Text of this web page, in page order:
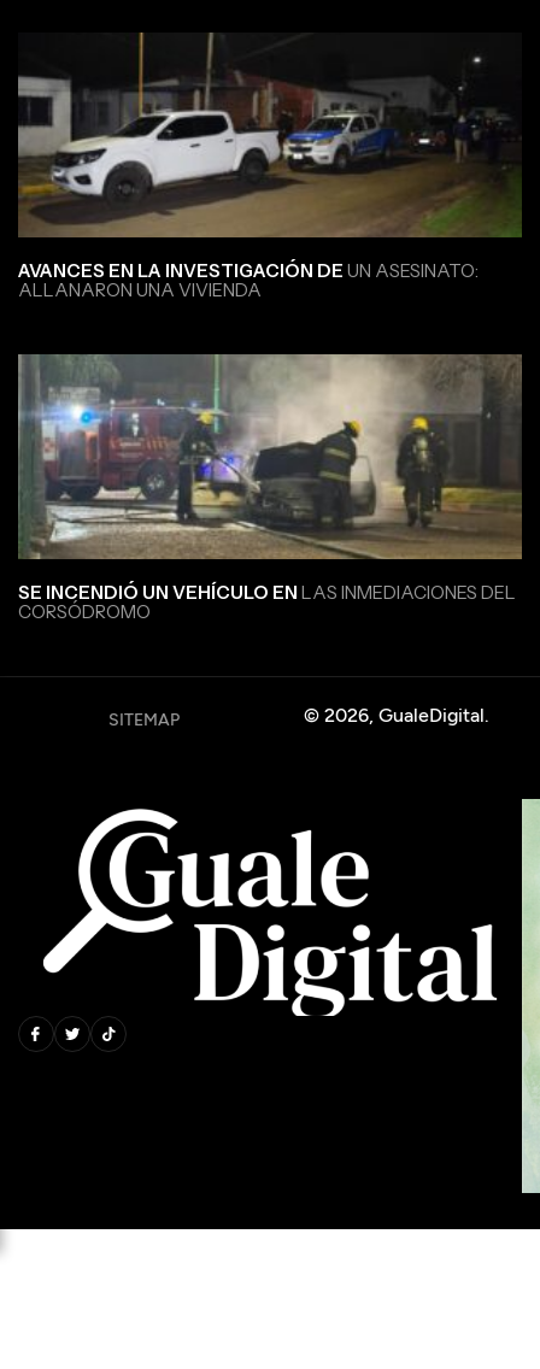
AVANCES EN LA INVESTIGACIÓN DE UN ASESINATO:
ALLANARON UNA VIVIENDA
SE INCENDIÓ UN VEHÍCULO EN LAS INMEDIACIONES DEL
CORSÓDROMO
© 2026, GualeDigital.
SITEMAP